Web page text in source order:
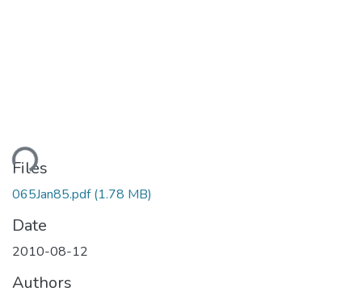
Files
065Jan85.pdf(1.78 MB)
Date
2010-08-12
Authors